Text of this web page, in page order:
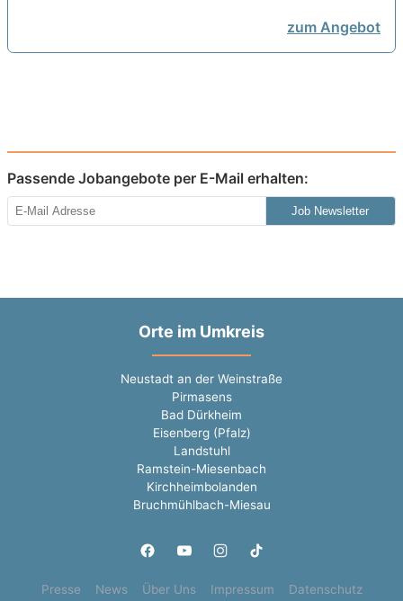
Brandmeister (m/w/d) -
Kaiserslautern
zum Angebot
Passende Jobangebote per E-Mail erhalten:
Job Newsletter
Orte im Umkreis
Neustadt an der Weinstraße
Pirmasens
Bad Dürkheim
Eisenberg (Pfalz)
Landstuhl
Ramstein-Miesenbach
Kirchheimbolanden
Bruchmühlbach-Miesau
Presse News Über Uns Impressum Datenschutz